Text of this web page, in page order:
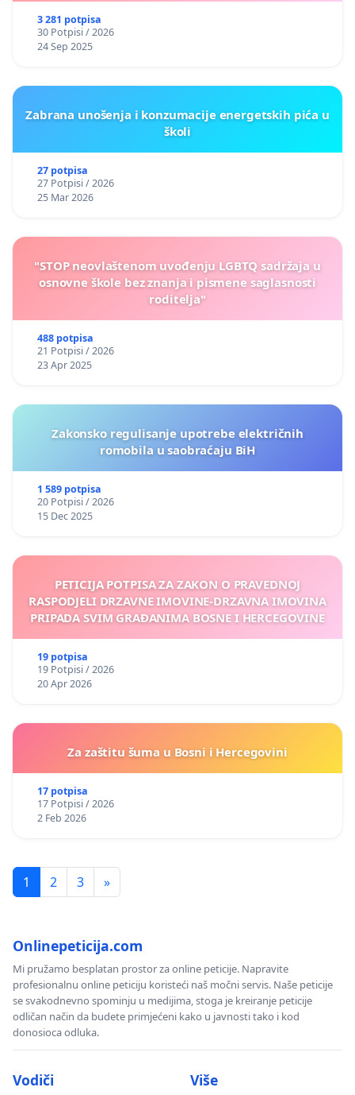
3 281 potpisa
30 Potpisi / 2026
24 Sep 2025
Zabrana unošenja i konzumacije energetskih pića u
školi
27 potpisa
27 Potpisi / 2026
25 Mar 2026
"STOP neovlaštenom uvođenju LGBTQ sadržaja u
osnovne škole bez znanja i pismene saglasnosti
roditelja"
488 potpisa
21 Potpisi / 2026
23 Apr 2025
Zakonsko regulisanje upotrebe električnih
romobila u saobraćaju BiH
1 589 potpisa
20 Potpisi / 2026
15 Dec 2025
PETICIJA POTPISA ZA ZAKON O PRAVEDNOJ
RASPODJELI DRZAVNE IMOVINE-DRZAVNA IMOVINA
PRIPADA SVIM GRAĐANIMA BOSNE I HERCEGOVINE
19 potpisa
19 Potpisi / 2026
20 Apr 2026
Za zaštitu šuma u Bosni i Hercegovini
17 potpisa
17 Potpisi / 2026
2 Feb 2026
1 2 3 »
Onlinepeticija.com
Mi pružamo besplatan prostor za online peticije. Napravite
profesionalnu online peticiju koristeći naš močni servis. Naše peticije
se svakodnevno spominju u medijima, stoga je kreiranje peticije
odličan način da budete primjećeni kako u javnosti tako i kod
donosioca odluka.
Vodiči Više